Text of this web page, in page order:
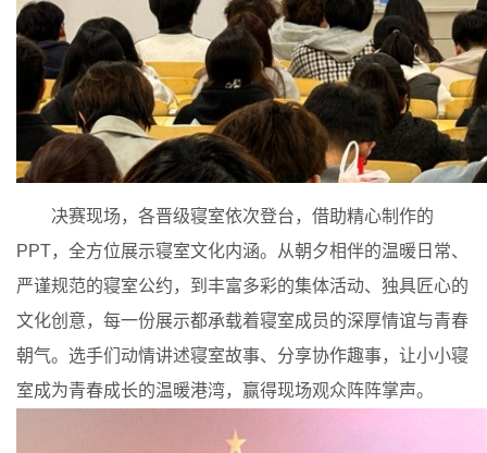
决赛现场，各晋级寝室依次登台，借助精心制作的
PPT，全方位展示寝室文化内涵。从朝夕相伴的温暖日常、
严谨规范的寝室公约，到丰富多彩的集体活动、独具匠心的
文化创意，每一份展示都承载着寝室成员的深厚情谊与青春
朝气。选手们动情讲述寝室故事、分享协作趣事，让小小寝
室成为青春成长的温暖港湾，赢得现场观众阵阵掌声。